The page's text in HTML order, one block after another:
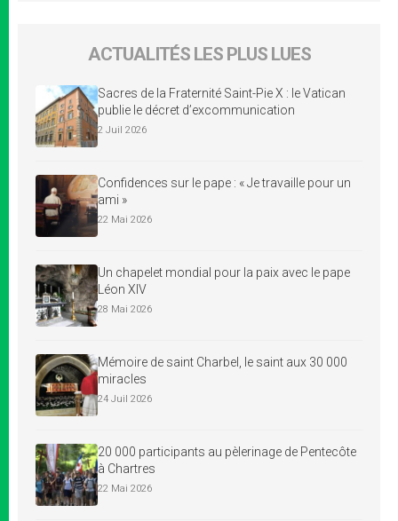
ACTUALITÉS LES PLUS LUES
Sacres de la Fraternité Saint-Pie X : le Vatican
publie le décret d’excommunication
2 Juil 2026
Confidences sur le pape : « Je travaille pour un
ami »
22 Mai 2026
Un chapelet mondial pour la paix avec le pape
Léon XIV
28 Mai 2026
Mémoire de saint Charbel, le saint aux 30 000
miracles
24 Juil 2026
20 000 participants au pèlerinage de Pentecôte
à Chartres
22 Mai 2026